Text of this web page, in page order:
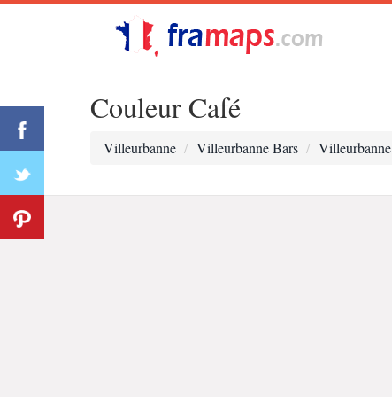
Couleur Café
Villeurbanne Villeurbanne Bars